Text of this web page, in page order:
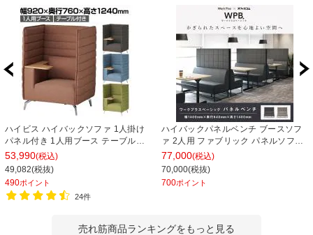
ハイビス ハイバックソファ 1人掛け
パネル付き 1人用ブース テーブル付
き 幅920×奥行760×高さ1240mm (座
面高さ430mm)
53,990(税込)
49,082(税抜)
490ポイント
24件
ハイバックパネルベンチ ブースソフ
ァ 2人用 ファブリック パネルソファ
幅1400×奥行640×高さ1400mm
Work Plus×オフィスコム
77,000(税込)
70,000(税抜)
700ポイント
売れ筋商品ランキングをもっと見る